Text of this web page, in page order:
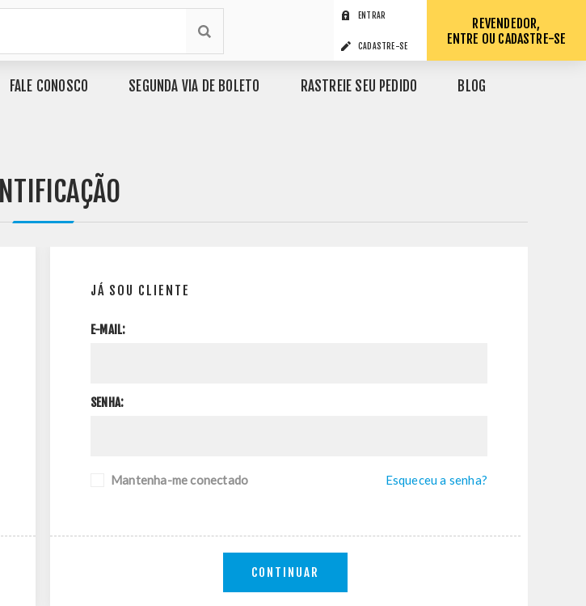
ENTRAR
CADASTRE-SE
REVENDEDOR,
ENTRE OU CADASTRE-SE
FALE CONOSCO SEGUNDA VIA DE BOLETO RASTREIE SEU PEDIDO BLOG
JÁ SOU CLIENTE
E-MAIL:
SENHA:
Mantenha-me conectado Esqueceu a senha?
CONTINUAR